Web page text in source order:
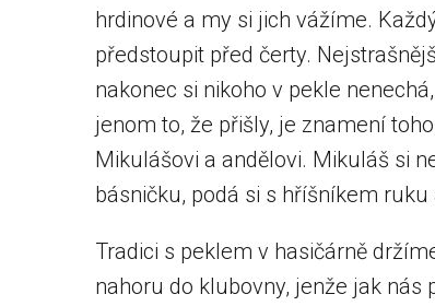
hrdinové a my si jich vážíme.
předstoupit před čerty.
nakonec si nikoho v pekle
jenom to, že přišly, je znamení
Mikulášovi a andělovi. Mikuláš si
básničku, podá si s hříšníkem
Tradici s peklem v hasičárně
nahoru do klubovny, jenže jak nás